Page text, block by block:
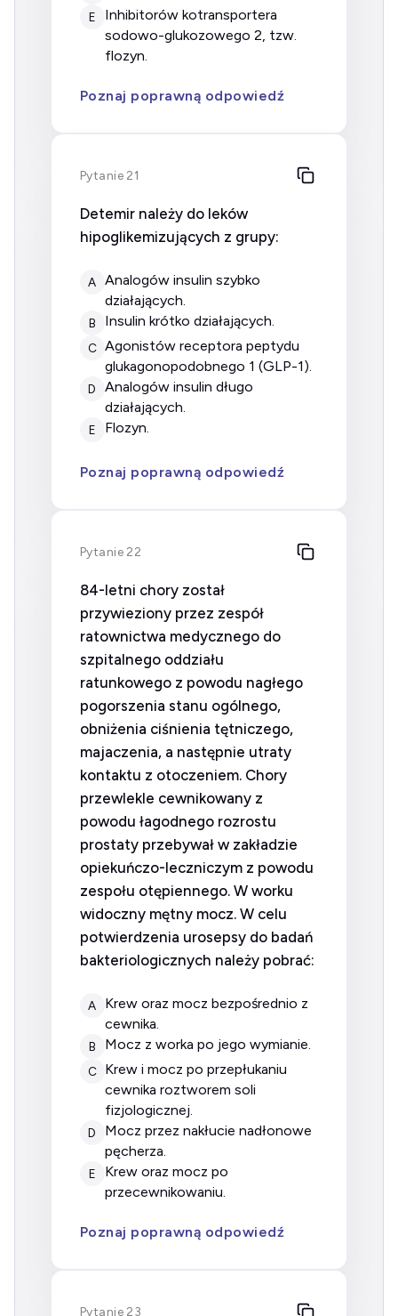
E
inhibitorów kotransportera
sodowo-glukozowego 2, tzw.
flozyn.
Poznaj poprawną odpowiedź
Pytanie 21
Detemir należy do leków
hipoglikemizujących z grupy:
A
analogów insulin szybko
działających.
B insulin krótko działających.
C agonistów receptora peptydu
glukagonopodobnego 1 (GLP-1).
D
analogów insulin długo
działających.
E flozyn.
Poznaj poprawną odpowiedź
Pytanie 22
84-letni chory został
przywieziony przez zespół
ratownictwa medycznego do
szpitalnego oddziału
ratunkowego z powodu nagłego
pogorszenia stanu ogólnego,
obniżenia ciśnienia tętniczego,
majaczenia, a następnie utraty
kontaktu z otoczeniem. Chory
przewlekle cewnikowany z
powodu łagodnego rozrostu
prostaty przebywał w zakładzie
opiekuńczo-leczniczym z powodu
zespołu otępiennego. W worku
widoczny mętny mocz. W celu
potwierdzenia urosepsy do badań
bakteriologicznych należy pobrać:
A
krew oraz mocz bezpośrednio z
cewnika.
B mocz z worka po jego wymianie.
C
krew i mocz po przepłukaniu
cewnika roztworem soli
fizjologicznej.
D
mocz przez nakłucie nadłonowe
pęcherza.
E
krew oraz mocz po
przecewnikowaniu.
Poznaj poprawną odpowiedź
Pytanie 23